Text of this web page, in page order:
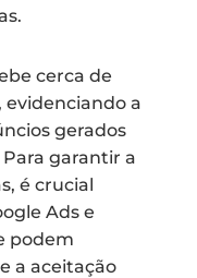
cerca de
evidenciando a
gerados
garantir a
é crucial
Ads e
podem
a aceitação